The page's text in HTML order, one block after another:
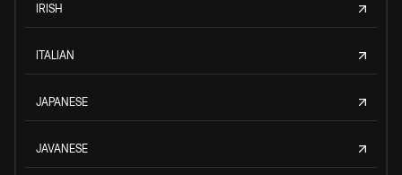
IRISH
ITALIAN
JAPANESE
JAVANESE